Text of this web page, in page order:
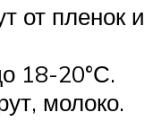
от пленок и
18-20°С.
молоко.